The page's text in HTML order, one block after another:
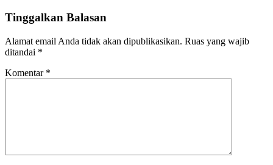
Tinggalkan Balasan
Alamat email Anda tidak akan dipublikasikan. Ruas yang wajib
ditandai *
Komentar *